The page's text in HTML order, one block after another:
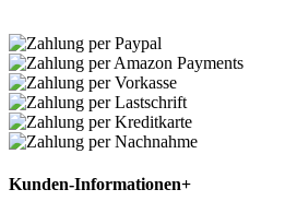
Kunden-Informationen+